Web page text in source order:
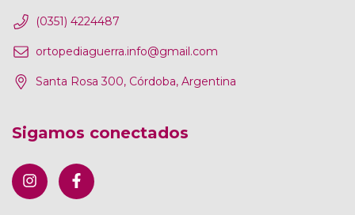
(0351) 4224487
ortopediaguerra.info@gmail.com
Santa Rosa 300, Córdoba, Argentina
Sigamos conectados